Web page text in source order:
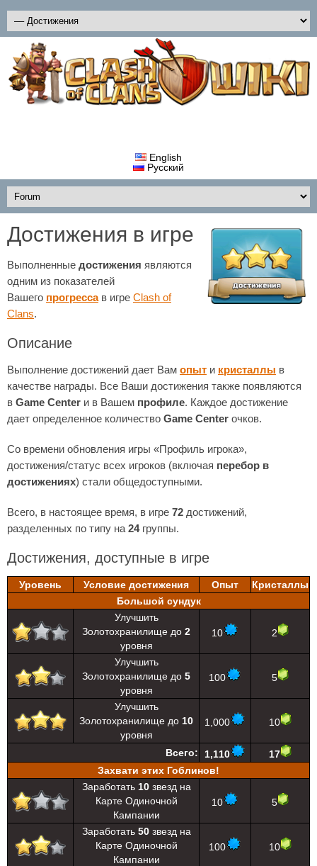
English
Русский
Достижения в игре
Выполненные достижения являются
одним из показателей
Вашего прогрессав игре Clash of
Clans.
Описание
Выполнение достижений дает Вам опыт и кристаллы в
качестве награды. Все Ваши достижения также появляются
в Game Center и в Вашем профиле. Каждое достижение
дает определенное количество Game Center очков.
Со времени обновления игры «Профиль игрока»,
достижения/статус всех игроков (включая перебор в
достижениях) стали общедоступными.
Всего, в настоящее время, в игре 72 достижений,
разделенных по типу на 24группы.
Достижения, доступные в игре
Уровень Условие достижения Опыт
Кристаллы
Большой сундук
Улучшить
Золотохранилище до 2
уровня
10 2
Улучшить
Золотохранилище до 5
уровня
100 5
Улучшить
Золотохранилище до 10
уровня
1,000 10
Всего: 1,110
17
Захвати этих Гоблинов!
Заработать 10звезд на
Карте Одиночной
Кампании
10 5
Заработать 50звезд на
Карте Одиночной
Кампании
100 10